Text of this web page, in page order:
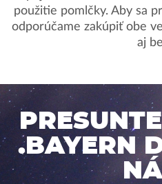
použitie pomlčky. Aby sa
odporúčame zakúpiť obe
aj
.BAYERN